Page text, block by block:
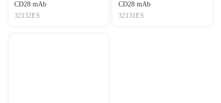
CD28 mAb
32132ES
CD28 mAb
32131ES